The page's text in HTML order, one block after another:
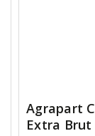
Agrapart
Extra